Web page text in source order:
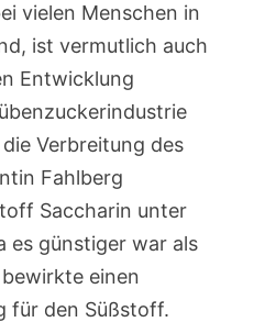
vielen Menschen in
ist vermutlich auch
Entwicklung
Verbreitung des
Fahlberg
Saccharin unter
es günstiger war als
einen
für den Süßstoff.